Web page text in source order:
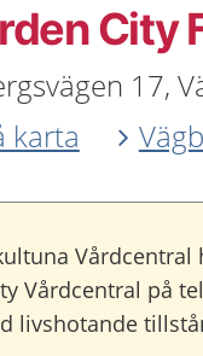
City
17,
karta
Vårdcentral på
livshotande